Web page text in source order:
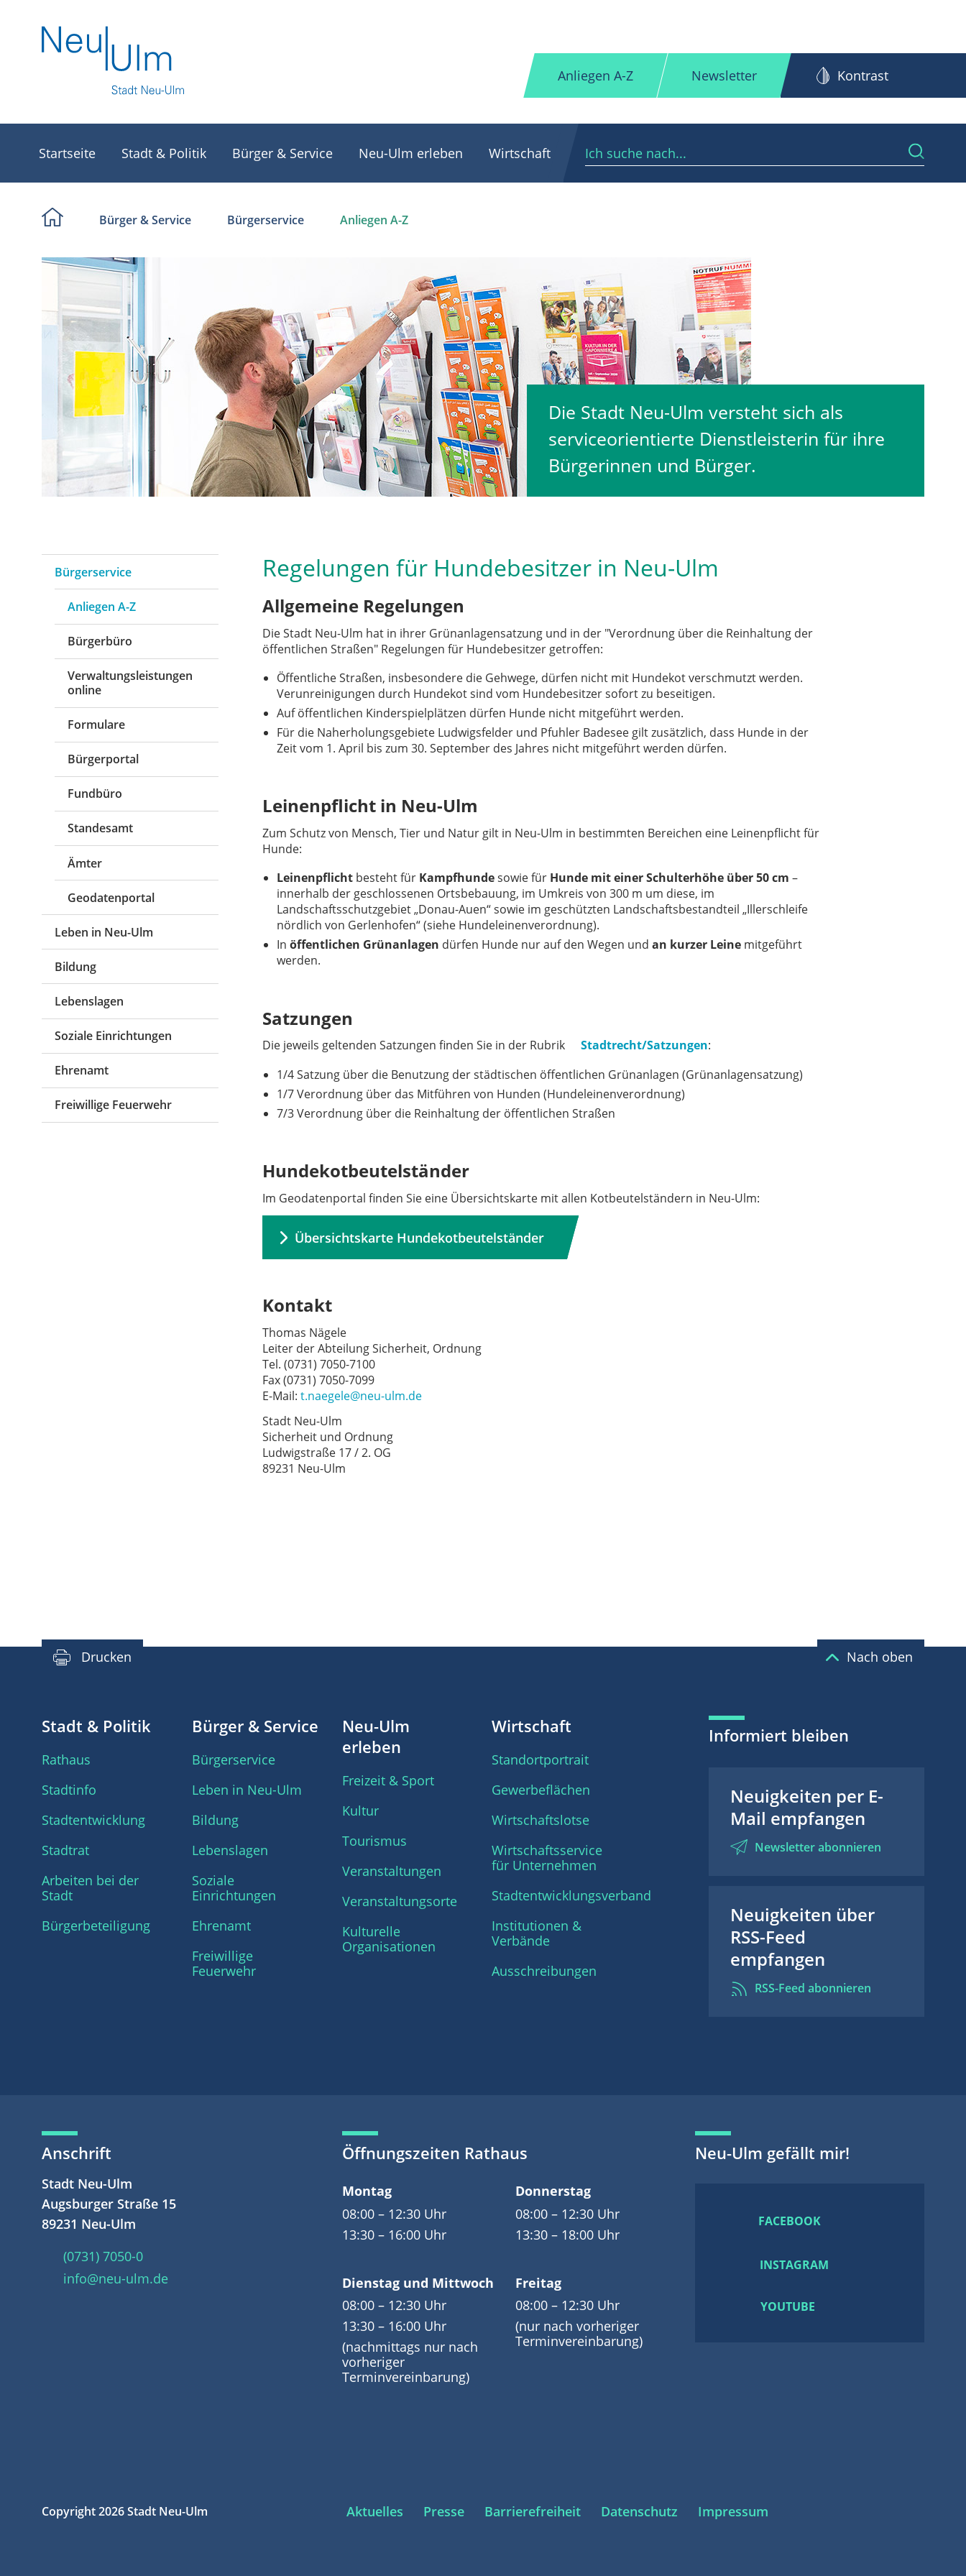
Anliegen A-Z Newsletter Kontrast
Startseite Stadt & Politik Bürger & Service Neu-Ulm erleben Wirtschaft
Bürger & Service Bürgerservice Anliegen A-Z
Die Stadt Neu-Ulm versteht sich als
serviceorientierte Dienstleisterin für ihre
Bürgerinnen und Bürger.
Bürgerservice
Anliegen A-Z
Bürgerbüro
Verwaltungsleistungen
online
Formulare
Bürgerportal
Fundbüro
Standesamt
Ämter
Geodatenportal
Leben in Neu-Ulm
Bildung
Lebenslagen
Soziale Einrichtungen
Ehrenamt
Freiwillige Feuerwehr
Regelungen für Hundebesitzer in Neu-Ulm
Allgemeine Regelungen
Die Stadt Neu-Ulm hat in ihrer Grünanlagensatzung und in der "Verordnung über die Reinhaltung der
öffentlichen Straßen" Regelungen für Hundebesitzer getroffen:
Öffentliche Straßen, insbesondere die Gehwege, dürfen nicht mit Hundekot verschmutzt werden.
Verunreinigungen durch Hundekot sind vom Hundebesitzer sofort zu beseitigen.
Auf öffentlichen Kinderspielplätzen dürfen Hunde nicht mitgeführt werden.
Für die Naherholungsgebiete Ludwigsfelder und Pfuhler Badesee gilt zusätzlich, dass Hunde in der
Zeit vom 1. April bis zum 30. September des Jahres nicht mitgeführt werden dürfen.
Leinenpflicht in Neu-Ulm
Zum Schutz von Mensch, Tier und Natur gilt in Neu-Ulm in bestimmten Bereichen eine Leinenpflicht für
Hunde:
Leinenpflichtbesteht für Kampfhundesowie für Hunde mit einer Schulterhöhe über 50 cm –
innerhalb der geschlossenen Ortsbebauung, im Umkreis von 300 m um diese, im
Landschaftsschutzgebiet „Donau-Auen“ sowie im geschützten Landschaftsbestandteil „Illerschleife
nördlich von Gerlenhofen“ (siehe Hundeleinenverordnung).
In öffentlichen Grünanlagen dürfen Hunde nur auf den Wegen und an kurzer Leinemitgeführt
werden.
Satzungen
Die jeweils geltenden Satzungen finden Sie in der Rubrik Stadtrecht/Satzungen:
1/4 Satzung über die Benutzung der städtischen öffentlichen Grünanlagen (Grünanlagensatzung)
1/7 Verordnung über das Mitführen von Hunden (Hundeleinenverordnung)
7/3 Verordnung über die Reinhaltung der öffentlichen Straßen
Hundekotbeutelständer
Im Geodatenportal finden Sie eine Übersichtskarte mit allen Kotbeutelständern in Neu-Ulm:
Übersichtskarte Hundekotbeutelständer
Kontakt
Thomas Nägele
Leiter der Abteilung Sicherheit, Ordnung
Tel. (0731) 7050-7100
Fax (0731) 7050-7099
E-Mail: t.naegele@neu-ulm.de
Stadt Neu-Ulm
Sicherheit und Ordnung
Ludwigstraße 17 / 2. OG
89231 Neu-Ulm
Drucken Nach oben
Stadt & Politik
Rathaus
Stadtinfo
Stadtentwicklung
Stadtrat
Arbeiten bei der
Stadt
Bürgerbeteiligung
Bürger & Service
Bürgerservice
Leben in Neu-Ulm
Bildung
Lebenslagen
Soziale
Einrichtungen
Ehrenamt
Freiwillige
Feuerwehr
Neu-Ulm
erleben
Freizeit & Sport
Kultur
Tourismus
Veranstaltungen
Veranstaltungsorte
Kulturelle
Organisationen
Wirtschaft
Standortportrait
Gewerbeflächen
Wirtschaftslotse
Wirtschaftsservice
für Unternehmen
Stadtentwicklungsverband
Institutionen &
Verbände
Ausschreibungen
Informiert bleiben
Neuigkeiten per E-
Mail empfangen
Newsletter abonnieren
Neuigkeiten über
RSS-Feed
empfangen
RSS-Feed abonnieren
Anschrift
Stadt Neu-Ulm
Augsburger Straße 15
89231 Neu-Ulm
(0731) 7050-0
info@neu-ulm.de
Öffnungszeiten Rathaus
Montag
08:00 – 12:30 Uhr
13:30 – 16:00 Uhr
Donnerstag
08:00 – 12:30 Uhr
13:30 – 18:00 Uhr
Dienstag und Mittwoch
08:00 – 12:30 Uhr
13:30 – 16:00 Uhr
(nachmittags nur nach
vorheriger
Terminvereinbarung)
Freitag
08:00 – 12:30 Uhr
(nur nach vorheriger
Terminvereinbarung)
Neu-Ulm gefällt mir!
FACEBOOK
INSTAGRAM
YOUTUBE
Copyright 2026 Stadt Neu-Ulm Aktuelles Presse Barrierefreiheit Datenschutz Impressum